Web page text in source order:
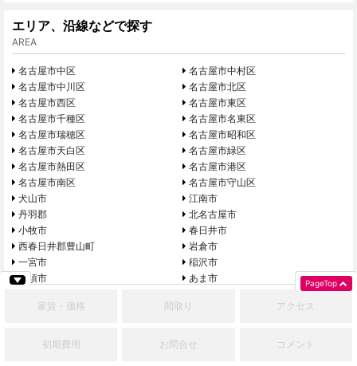
エリア、沿線などで探す
AREA
名古屋市中区
名古屋市中村区
名古屋市中川区
名古屋市北区
名古屋市西区
名古屋市東区
名古屋市千種区
名古屋市名東区
名古屋市瑞穂区
名古屋市昭和区
名古屋市天白区
名古屋市緑区
名古屋市熱田区
名古屋市港区
名古屋市南区
名古屋市守山区
犬山市
江南市
丹羽郡
北名古屋市
小牧市
春日井市
西春日井郡豊山町
岩倉市
一宮市
稲沢市
清須市
あま市
蟹江町
尾張旭市
豊明市
みよし市
家賃・価格 間取り アクセス
初期費用 お問合せ コメント
PageTop